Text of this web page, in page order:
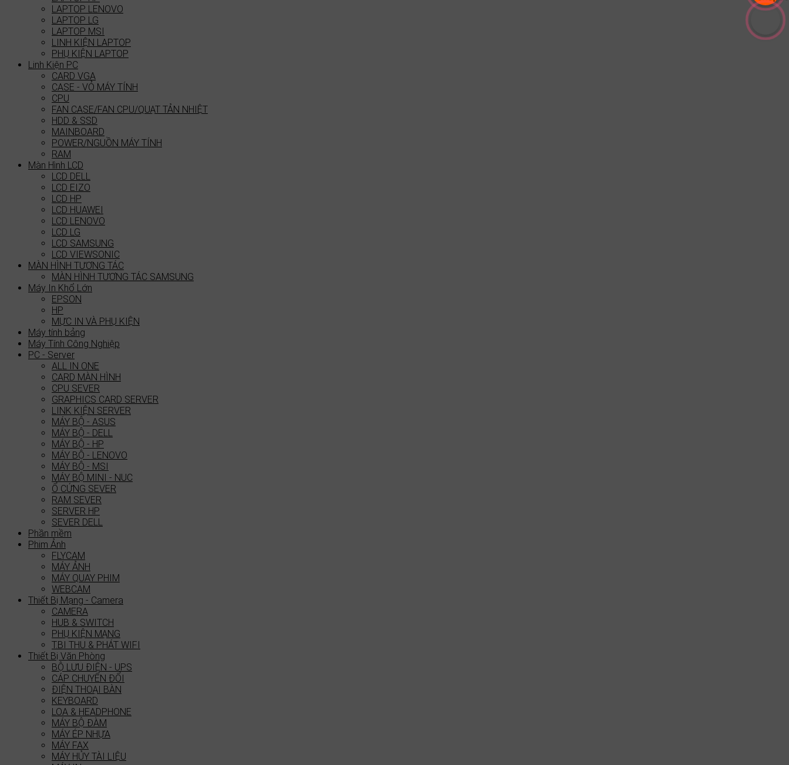
LAPTOP LENOVO
LAPTOP LG
LAPTOP MSI
LINH KIỆN LAPTOP
PHỤ KIỆN LAPTOP
Linh Kiện PC
CARD VGA
CASE - VỎ MÁY TÍNH
CPU
FAN CASE/FAN CPU/QUẠT TẢN NHIỆT
HDD & SSD
MAINBOARD
POWER/NGUỒN MÁY TÍNH
RAM
Màn Hình LCD
LCD DELL
LCD EIZO
LCD HP
LCD HUAWEI
LCD LENOVO
LCD LG
LCD SAMSUNG
LCD VIEWSONIC
MÀN HÌNH TƯƠNG TÁC
MÀN HÌNH TƯƠNG TÁC SAMSUNG
Máy In Khổ Lớn
EPSON
HP
MỰC IN VÀ PHỤ KIỆN
Máy tính bảng
Máy Tính Công Nghiệp
PC - Server
ALL IN ONE
CARD MÀN HÌNH
CPU SEVER
GRAPHICS CARD SERVER
LINK KIỆN SERVER
MÁY BỘ - ASUS
MÁY BỘ - DELL
MÁY BỘ - HP
MÁY BỘ - LENOVO
MÁY BỘ - MSI
MÁY BỘ MINI - NUC
Ổ CỨNG SEVER
RAM SEVER
SERVER HP
SEVER DELL
Phần mềm
Phim Ảnh
FLYCAM
MÁY ẢNH
MÁY QUAY PHIM
WEBCAM
Thiết Bị Mạng - Camera
CAMERA
HUB & SWITCH
PHỤ KIỆN MẠNG
T.BI THU & PHÁT WIFI
Thiết Bị Văn Phòng
BỘ LƯU ĐIỆN - UPS
CÁP CHUYỂN ĐỔI
ĐIỆN THOẠI BÀN
KEYBOARD
LOA & HEADPHONE
MÁY BỘ ĐÀM
MÁY ÉP NHỰA
MÁY FAX
MÁY HỦY TÀI LIỆU